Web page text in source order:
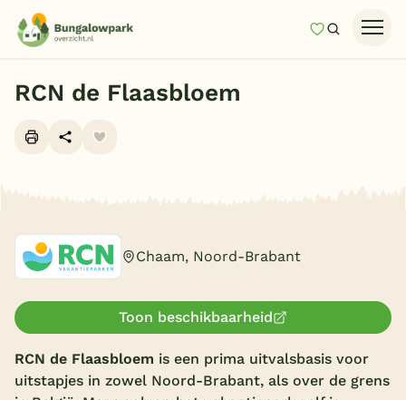
MijnZoeken
Last minutes
Onze vakantiegidsen
Vakantieparken
RCN de Flaasbloem
Chaam, Noord-Brabant
Toon beschikbaarheid
RCN de Flaasbloem is een prima uitvalsbasis voor
uitstapjes in zowel Noord-Brabant, als over de grens